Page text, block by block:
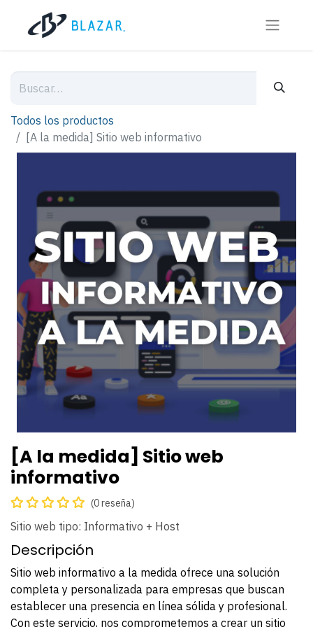
Todos los productos
[A la medida] Sitio web informativo
[A la medida] Sitio web
informativo
(0 reseña)
Sitio web tipo: Informativo + Host
Descripción
Sitio web informativo a la medida ofrece una solución
completa y personalizada para empresas que buscan
establecer una presencia en línea sólida y profesional.
Con este servicio, nos comprometemos a crear un sitio